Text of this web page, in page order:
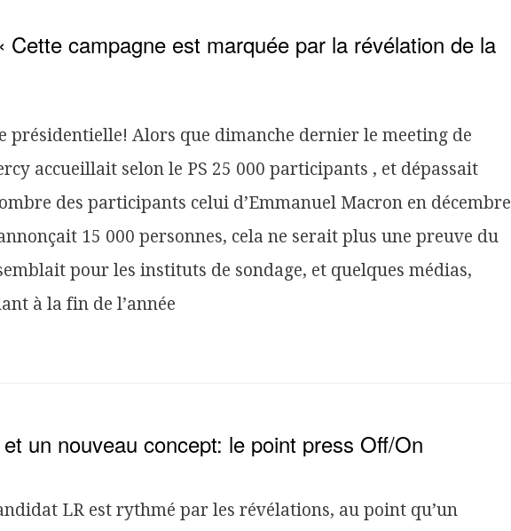
Cette campagne est marquée par la révélation de la
présidentielle! Alors que dimanche dernier le meeting de
accueillait selon le PS 25 000 participants , et dépassait
des participants celui d’Emmanuel Macron en décembre
15 000 personnes, cela ne serait plus une preuve du
pour les instituts de sondage, et quelques médias,
à la fin de l’année
un nouveau concept: le point press Off/On
LR est rythmé par les révélations, au point qu’un